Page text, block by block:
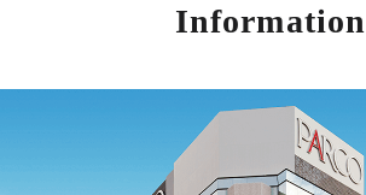
Information